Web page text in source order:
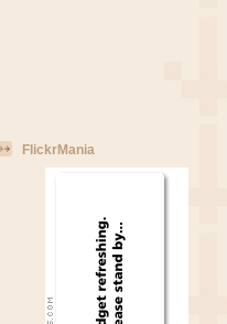
FlickrMania